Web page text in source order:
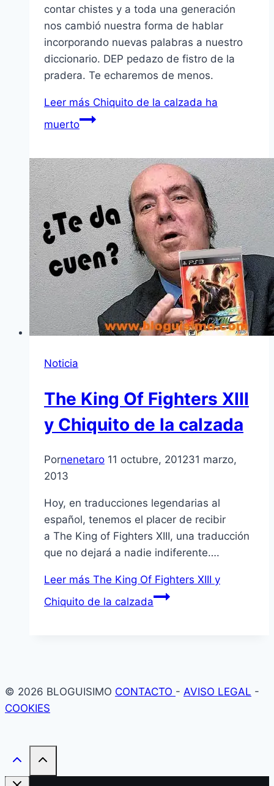
contar chistes y a toda una generación
nos cambió nuestra forma de hablar
incorporando nuevas palabras a nuestro
diccionario. DEP pedazo de fistro de la
pradera. Te echaremos de menos.
Leer más Chiquito de la calzada ha
muerto
Noticia
The King Of Fighters XIII
y Chiquito de la calzada
Pornenetaro 11 octubre, 201231 marzo,
2013
Hoy, en traducciones legendarias al
español, tenemos el placer de recibir
a The King of Fighters XIII, una traducción
que no dejará a nadie indiferente….
Leer más The King Of Fighters XIII y
Chiquito de la calzada
© 2026 BLOGUISIMO CONTACTO - AVISO LEGAL -
COOKIES